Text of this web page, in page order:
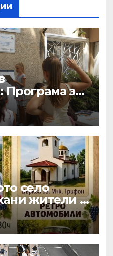
Програма за
–
село
жители и
си